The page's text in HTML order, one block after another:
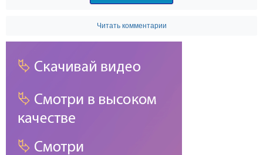
Читать комментарии